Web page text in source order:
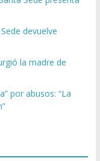
devuelve
la madre de
por abusos: “La